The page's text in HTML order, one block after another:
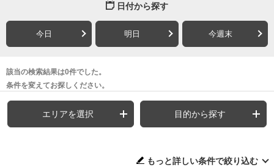
日付から探す
今日 明日 今週末
該当の検索結果は0件でした。
条件を変えてお探しください。
エリアを選択 目的から探す
もっと詳しい条件で絞り込む